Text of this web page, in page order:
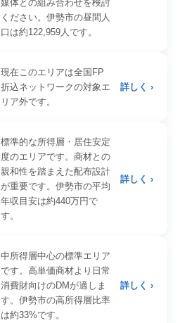
媒体との組み合わせを検討
ください。伊勢市の昼間人
口は約122,959人です。
現在このエリアは全国FP
折込ネットワークの対象エ
リア外です。
詳しく ›
標準的な所得層・居住安定
度のエリアです。商材との
親和性を踏まえた配布設計
が重要です。伊勢市の平均
年収目安は約440万円で
す。
詳しく ›
中所得層中心の標準エリア
です。高単価商材より日常
消費財向けのDMが適しま
す。伊勢市の高所得層比率
は約33%です。
詳しく ›